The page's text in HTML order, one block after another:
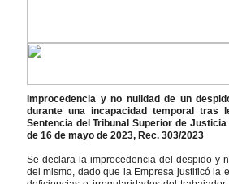
Improcedencia y no nulidad de un
durante una incapacidad temporal tras
Sentencia del Tribunal Superior de Justicia
de 16 de mayo de 2023, Rec. 303/2023
Se declara la improcedencia del despido y
del mismo, dado que la Empresa justificó la